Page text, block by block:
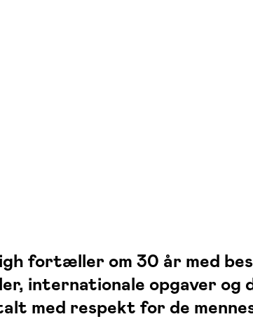
fortæller om 30 år med
internationale opgaver og
med respekt for de